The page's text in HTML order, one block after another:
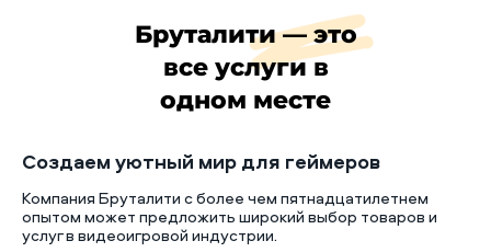
Бруталити — это
все услуги в
одном месте
Создаем уютный мир для геймеров
Компания Бруталити с более чем пятнадцатилетнем
опытом может предложить широкий выбор товаров и
услуг в видеоигровой индустрии.